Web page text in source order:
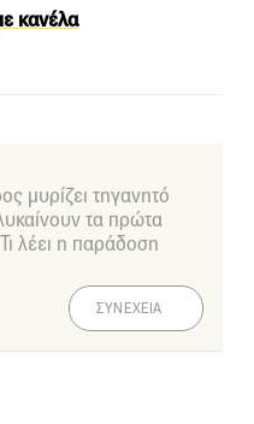
κανέλα
μυρίζει τηγανητό
τα πρώτα
λέει η παράδοση
ΣΥΝΕΧΕΙΑ